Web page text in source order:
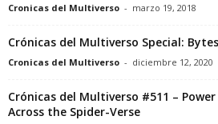
Cronicas del Multiverso - marzo 19, 2018
Crónicas del Multiverso Special:
Cronicas del Multiverso - diciembre 12, 2020
Crónicas del Multiverso #511 –
Across the Spider-Verse